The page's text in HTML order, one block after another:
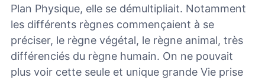
Plan Physique, elle se démultipliait. Notamment
les différents règnes commençaient à se
préciser, le règne végétal, le règne animal, très
différenciés du règne humain. On ne pouvait
plus voir cette seule et unique grande Vie prise